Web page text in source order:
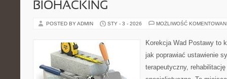
BIOHACKING
POSTED BY ADMIN STY - 3 - 2026 MOŻLIWOŚĆ
Korekcja Wad Postawy to
jak poprawiać ustawienie
terapeutyczny,